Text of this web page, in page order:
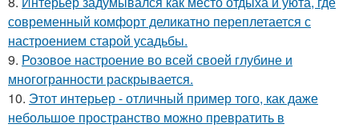
современный комфорт деликатно переплетается с
настроением старой усадьбы.
9. Розовое настроение во всей своей глубине и
многогранности раскрывается.
10. Этот интерьер - отличный пример того, как даже
небольшое пространство можно превратить в